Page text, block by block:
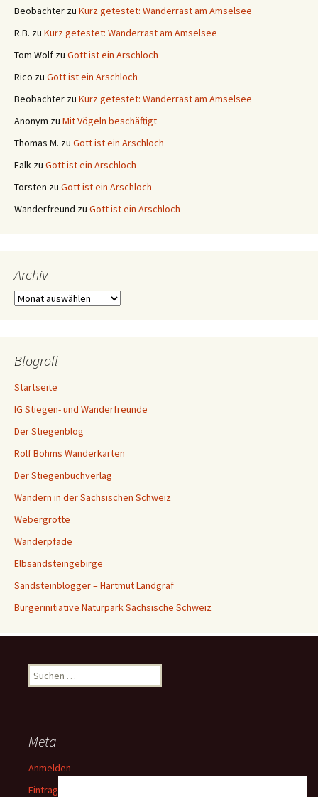
Beobachter zu Kurz getestet: Wanderrast am Amselsee
R.B. zu Kurz getestet: Wanderrast am Amselsee
Tom Wolf zu Gott ist ein Arschloch
Rico zu Gott ist ein Arschloch
Beobachter zu Kurz getestet: Wanderrast am Amselsee
Anonym zu Mit Vögeln beschäftigt
Thomas M. zu Gott ist ein Arschloch
Falk zu Gott ist ein Arschloch
Torsten zu Gott ist ein Arschloch
Wanderfreund zu Gott ist ein Arschloch
Archiv
Archiv
Blogroll
Startseite
IG Stiegen- und Wanderfreunde
Der Stiegenblog
Rolf Böhms Wanderkarten
Der Stiegenbuchverlag
Wandern in der Sächsischen Schweiz
Webergrotte
Wanderpfade
Elbsandsteingebirge
Sandsteinblogger – Hartmut Landgraf
Bürgerinitiative Naturpark Sächsische Schweiz
Suchen
nach:
Meta
Anmelden
Eintrags-Feed